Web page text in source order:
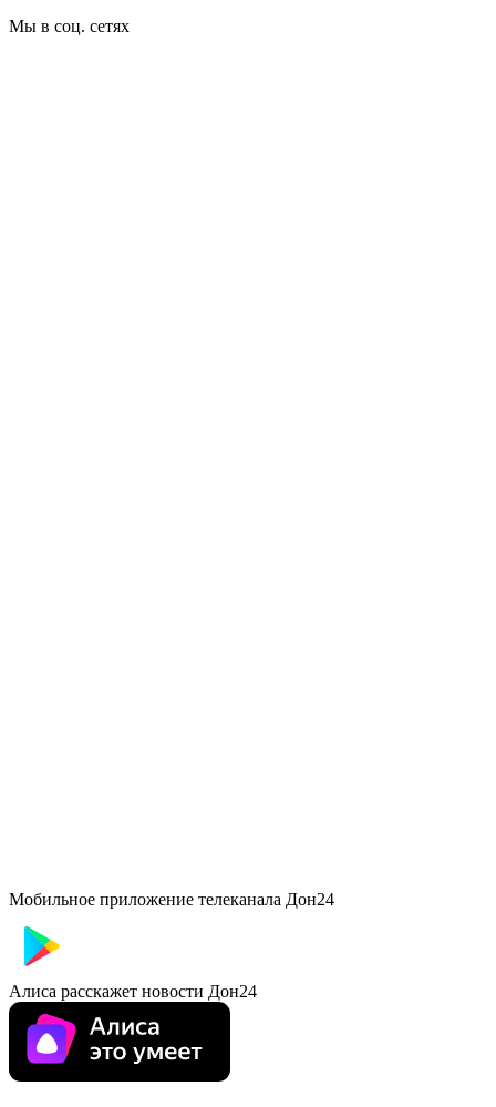
Мы в соц. сетях
Мобильное приложение телеканала Дон24
Алиса расскажет новости Дон24